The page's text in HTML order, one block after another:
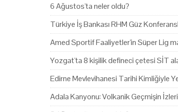
6 Ağustos'ta neler oldu?
Türkiye İş Bankası RHM Güz
Amed Sportif Faaliyetler'in Süper Lig
Yozgat'ta 8 kişilik defineci çetesi SİT
Edirne Mevlevihanesi Tarihi Kimliğiyle
Adala Kanyonu: Volkanik Geçmişin